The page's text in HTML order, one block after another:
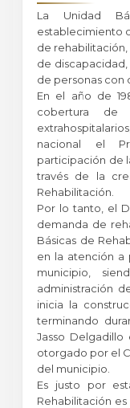
La Unidad
establecimiento
de
de
de personas con
En el año de
cobertura de
nacional el
participación de
través de la
Rehabilitación.
Por lo tanto, el
demanda de
Básicas de
en la atención a
municipio,
administración
inicia la
terminando
Jasso
otorgado por el
del municipio.
Es justo por
Rehabilitación